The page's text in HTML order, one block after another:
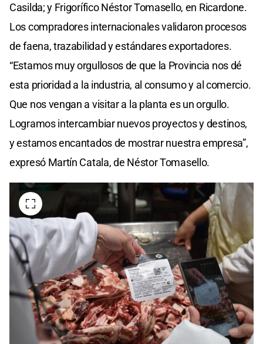
Casilda; y Frigorífico Néstor Tomasello, en Ricardone.
Los compradores internacionales validaron procesos
de faena, trazabilidad y estándares exportadores.
“Estamos muy orgullosos de que la Provincia nos dé
esta prioridad a la industria, al consumo y al comercio.
Que nos vengan a visitar a la planta es un orgullo.
Logramos intercambiar nuevos proyectos y destinos,
y estamos encantados de mostrar nuestra empresa”,
expresó Martín Catala, de Néstor Tomasello.